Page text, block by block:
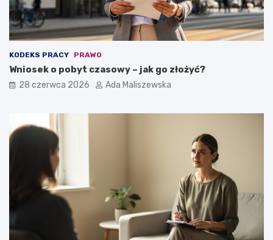
KODEKS PRACY PRAWO
Wniosek o pobyt czasowy – jak go złożyć?
28 czerwca 2026 Ada Maliszewska